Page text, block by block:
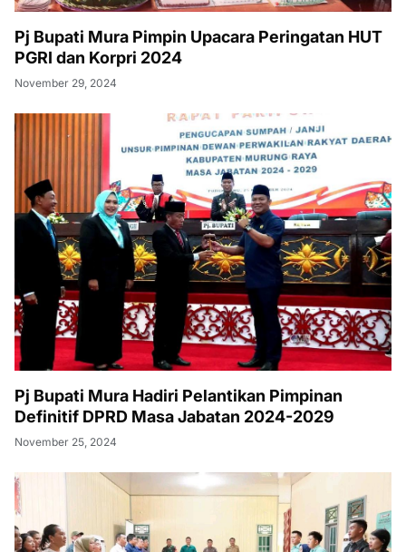
Pj Bupati Mura Pimpin Upacara Peringatan HUT
PGRI dan Korpri 2024
November 29, 2024
Pj Bupati Mura Hadiri Pelantikan Pimpinan
Definitif DPRD Masa Jabatan 2024-2029
November 25, 2024